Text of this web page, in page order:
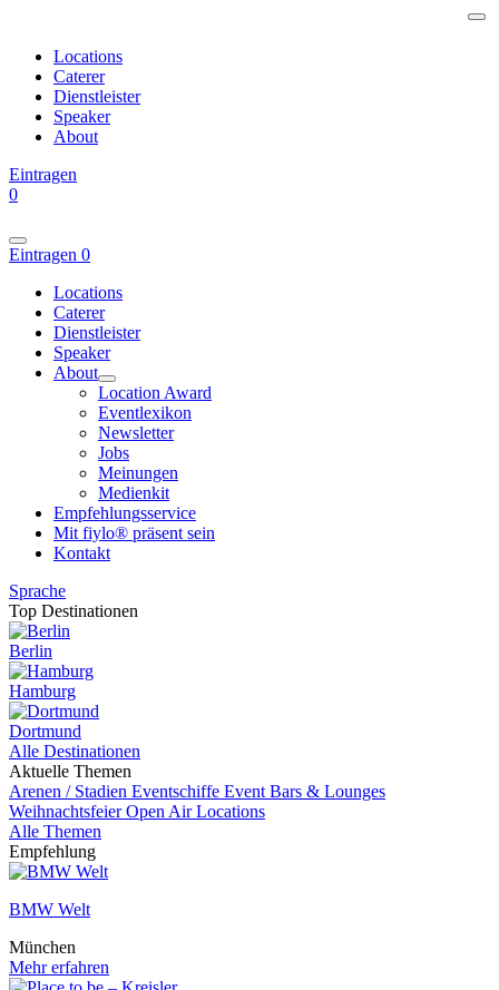
Locations
Caterer
Dienstleister
Speaker
About
Eintragen
0
Eintragen 0
Locations
Caterer
Dienstleister
Speaker
About
Location Award
Eventlexikon
Newsletter
Jobs
Meinungen
Medienkit
Empfehlungsservice
Mit fiylo® präsent sein
Kontakt
Sprache
Top Destinationen
Berlin
Hamburg
Dortmund
Alle Destinationen
Aktuelle Themen
Arenen / Stadien Eventschiffe Event Bars & Lounges
WeihnachtsfeierOpen Air Locations
Alle Themen
Empfehlung
BMW Welt
München
Mehr erfahren